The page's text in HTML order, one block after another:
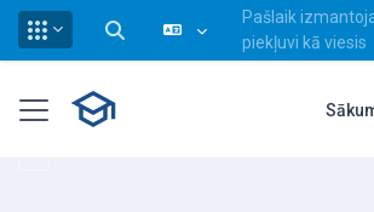
Pārslēgt meklēšanas ievadi
Pašlaik
piekļuvi kā viesis
Sānu panelis